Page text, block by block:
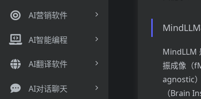
AI营销软件
AI智能编程
AI翻译软件
AI对话聊天
MindLLM
振成像（
agnostic
（Brain